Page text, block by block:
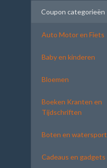
Coupon categorieën
Auto Motor en Fiets
Baby en kinderen
Bloemen
Boeken Kranten en
Tijdschriften
Boten en watersport
Cadeaus en gadgets